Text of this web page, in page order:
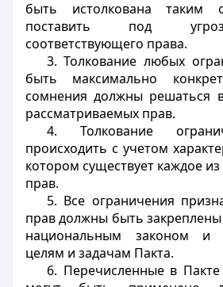
быть истолкована таким
поставить под
соответствующего права.
3. Толкование любых
быть максимально
сомнения должны решаться
рассматриваемых прав.
4. Толкование
происходить с учетом
котором существует каждое
прав.
5. Все ограничения
прав должны быть закреплены
национальным законом и
целям и задачам Пакта.
6. Перечисленные в